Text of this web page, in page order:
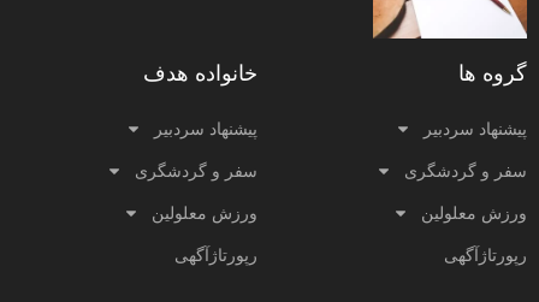
گروه ها
پیشنهاد سردبیر
سفر و گردشگری
ورزش معلولین
رپورتاژآگهی
خانواده هدف
پیشنهاد سردبیر
سفر و گردشگری
ورزش معلولین
رپورتاژآگهی